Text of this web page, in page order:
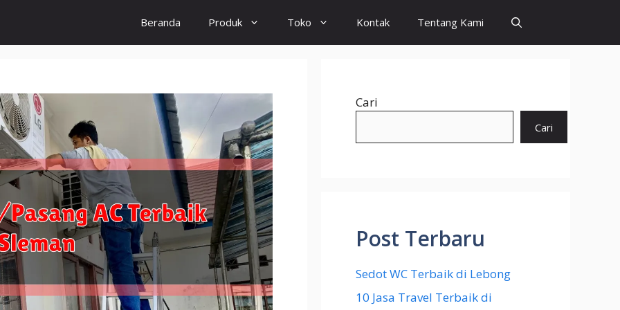
Beranda Produk Toko Kontak Tentang Kami
Cari
Cari
Post Terbaru
Sedot WC Terbaik di Lebong
10 Jasa Travel Terbaik di